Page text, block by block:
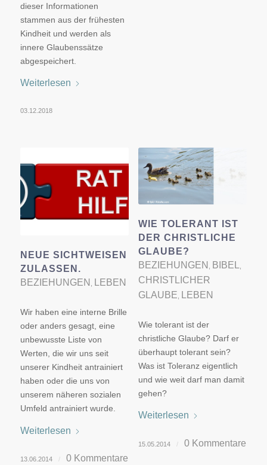
dieser Informationen
stammen aus der frühesten
Kindheit und werden als
innere Glaubenssätze
abgespeichert.
Weiterlesen
03.12.2018
NEUE SICHTWEISEN
ZULASSEN.
BEZIEHUNGEN , LEBEN
Wir haben eine interne Brille
oder anders gesagt, eine
unbewusste Liste von
Werten, die wir uns seit
unserer Kindheit antrainiert
haben oder die uns von
unserem näheren sozialen
Umfeld antrainiert wurde.
Weiterlesen
13.06.2014 / 0 Kommentare
WIE TOLERANT IST
DER CHRISTLICHE
GLAUBE?
BEZIEHUNGEN
BIBEL
CHRISTLICHER
GLAUBE LEBEN
Wie tolerant ist der
christliche Glaube? Darf er
überhaupt tolerant sein?
Was ist Toleranz eigentlich
und wie weit darf man damit
gehen?
Weiterlesen
15.05.2014 / 0 Kommentare